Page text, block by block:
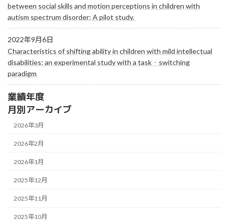
between social skills and motion perceptions in children with
autism spectrum disorder: A pilot study.
2022年9月6日
Characteristics of shifting ability in children with mild intellectual
disabilities: an experimental study with a task‐switching
paradigm
業績年度
月別アーカイブ
2026年3月
2026年2月
2026年1月
2025年12月
2025年11月
2025年10月